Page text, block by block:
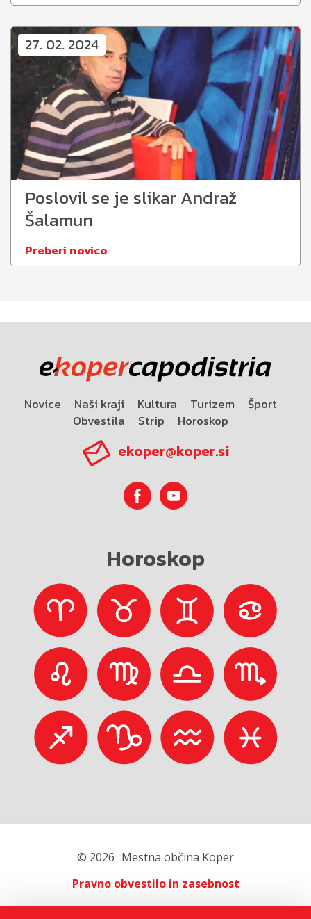
27. 02. 2024
Poslovil se je slikar Andraž
Šalamun
Preberi novico
Novice Naši kraji Kultura Turizem
Šport
Obvestila
Strip Horoskop
ekoper@koper.si
Horoskop
© 2026 Mestna občina Koper
Pravno obvestilo in zasebnost
O portalu